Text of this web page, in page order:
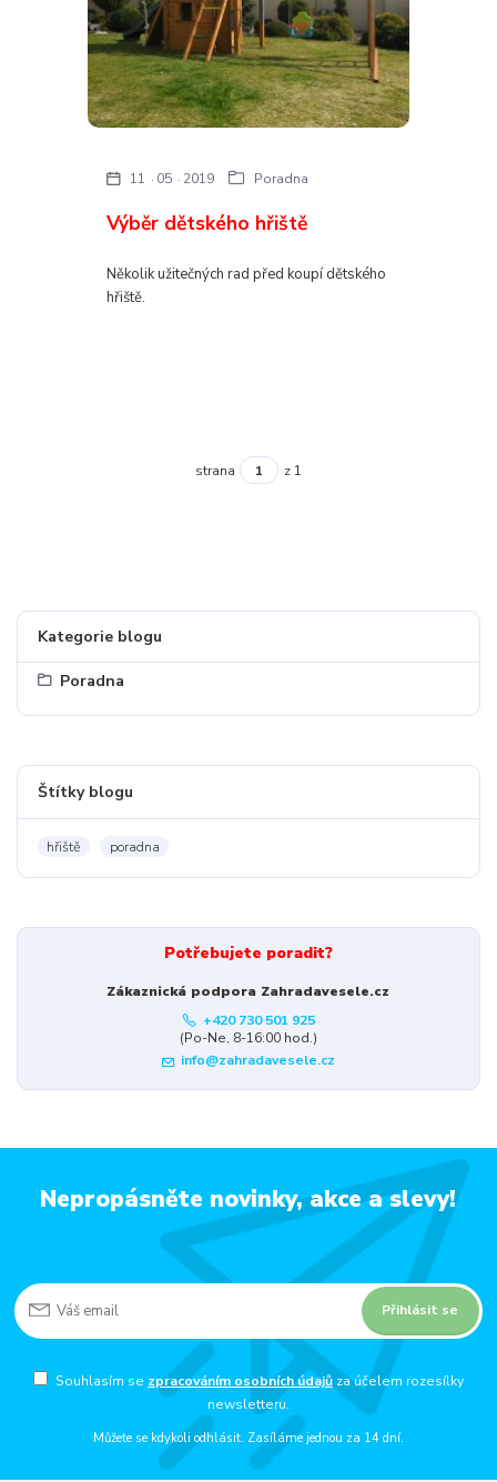
Kategorie blogu
Poradna
Štítky blogu
hřiště poradna
Potřebujete poradit?
Zákaznická podpora Zahradavesele.cz
+420 730 501 925
(Po-Ne, 8-16:00 hod.)
info@zahradavesele.cz
Výběr dětského hřiště
11 05 2019 Poradna
Několik užitečných rad před koupí dětského
hřiště.
strana z 1
Nepropásněte novinky, akce a slevy!
Přihlásit se
Souhlasím se zpracováním osobních údajůza účelem rozesílky
newsletteru.
Můžete se kdykoli odhlásit. Zasíláme jednou za 14 dní.